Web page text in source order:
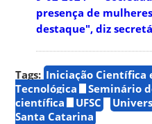
presença de
destaque", diz
Tags: Iniciação Científica
Tecnológica
Seminário
científica
UFSC
Santa Catarina